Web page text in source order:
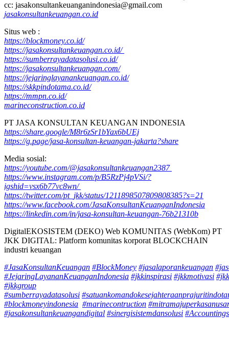
cc: jasakonsultankeuanganindonesia@gmail.com
jasakonsultankeuangan.co.id
Situs web :
https://blockmoney.co.id/
https://jasakonsultankeuangan.co.id/
https://sumberrayadatasolusi.co.id/
https://jasakonsultankeuangan.com/
https://jejaringlayanankeuangan.co.id/
https://skkpindotama.co.id/
https://mmpn.co.id/
marineconstruction.co.id
PT JASA KONSULTAN KEUANGAN INDONESIA
https://share.google/M8r6zSr1bYax6bUEj
https://g.page/jasa-konsultan-keuangan-jakarta?share
Media sosial:
https://youtube.com/@jasakonsultankeuangan2387
https://www.instagram.com/p/B5RzPj4pVSi/?
igshid=vsx6b77vc8wn/
https://twitter.com/pt_jkk/status/1211898507809808385?s=21
https://www.facebook.com/JasaKonsultanKeuanganIndonesia
https://linkedin.com/in/jasa-konsultan-keuangan-76b21310b
DigitalEKOSISTEM (DEKO) Web KOMUNITAS (WebKom) PT
JKK DIGITAL: Platform komunitas korporat BLOCKCHAIN
industri keuangan
#JasaKonsultanKeuangan #BlockMoney #jasalaporankeuangan
#JejaringLayananKeuanganIndonesia #jkkinspirasi #jkkmotivasi
#jkkgroup
#sumberrayadatasolusi
#blockmoneyindonesia #marinecontruction
#jasakonsultankeuangandigital #sinergisistemdansolusi